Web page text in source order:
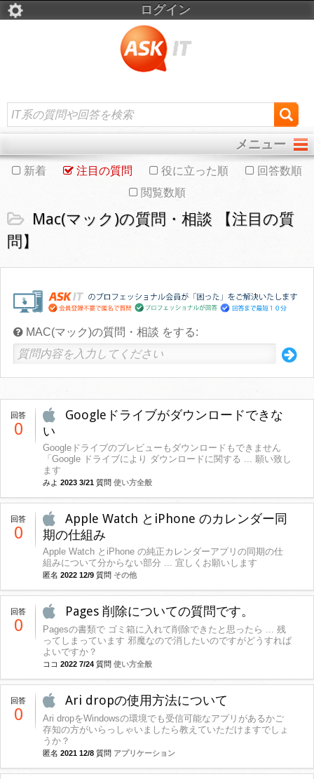
ログイン
メニュー
新着 注目の質問 役に立った順
回答数順
閲覧数順
Mac(マック)の質問・相談 【注目の質
問】
MAC(マック)の質問・相談 をする:
回答
0
Googleドライブがダウンロードできな
い
Googleドライブのプレビューもダウンロードもできません
「Google ドライブにより ダウンロードに関する ... 願い致し
ます
みよ 2023 3/21 質問 使い方全般
回答
0
Apple Watch とiPhone のカレンダー同
期の仕組み
Apple Watch とiPhone の純正カレンダーアプリの同期の仕
組みについて分からない部分 ... 宜しくお願いします
匿名 2022 12/9 質問 その他
回答
0
Pages 削除についての質問です。
Pagesの書類で ゴミ箱に入れて削除できたと思ったら ... 残
ってしまっています 邪魔なので消したいのですがどうすれば
よいですか？
ココ 2022 7/24 質問 使い方全般
回答
0
Ari dropの使用方法について
Ari dropをWindowsの環境でも受信可能なアプリがあるかご
存知の方がいらっしゃいましたら教えていただけますでしょ
うか？
匿名 2021 12/8 質問 アプリケーション